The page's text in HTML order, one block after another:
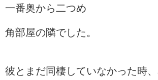
一番奥から二つめ
角部屋の隣でした。
彼とまだ同棲していなかった時